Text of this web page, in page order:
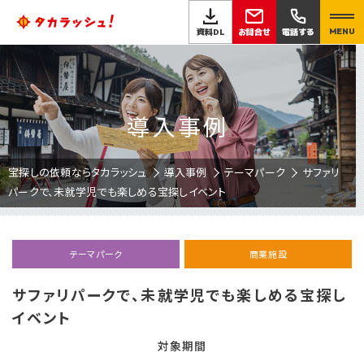
資料DL お問合せ 電話する MENU
導入事例
宝探しの依頼ならタカラッシュ 導入事例 テーマパーク
サファリ
パークで、未就学児でも楽しめる宝探しイベント
テーマパーク 商業施設
サファリパークで、未就学児でも楽しめる宝探し
イベント
対象期間